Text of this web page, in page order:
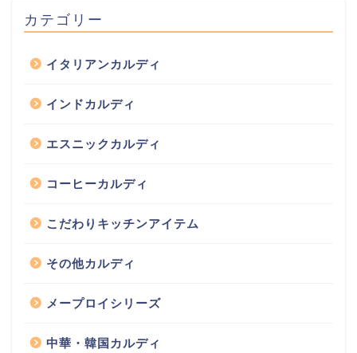
カテゴリー
イタリアンカルディ
インドカルディ
エスニックカルディ
コーヒーカルディ
こだわりキッチンアイテム
その他カルディ
メープロイシリーズ
中華・韓国カルディ